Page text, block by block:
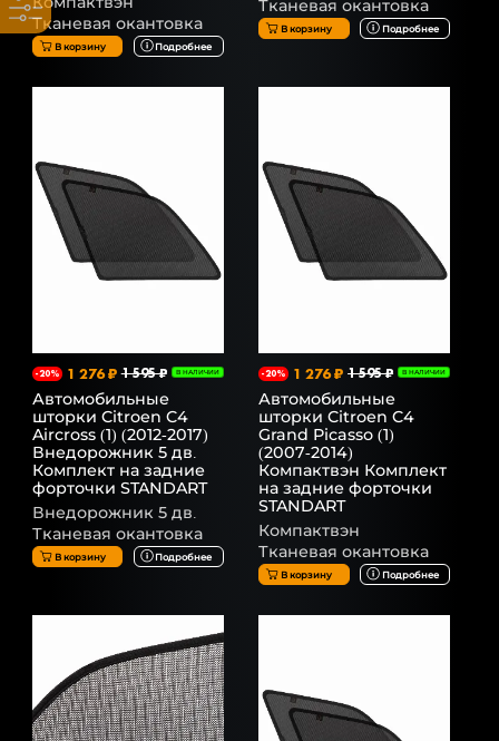
Тканевая окантовка
В корзину Подробнее
Тканевая окантовка
В корзину Подробнее
-20% 1 276 ₽ 1 595 ₽ В НАЛИЧИИ
Автомобильные
шторки Citroen C4
Aircross (1) (2012-2017)
Внедорожник 5 дв.
Комплект на задние
форточки STANDART
Внедорожник 5 дв.
Тканевая окантовка
В корзину Подробнее
-20% 1 276 ₽ 1 595 ₽ В НАЛИЧИИ
Автомобильные
шторки Citroen C4
Grand Picasso (1)
(2007-2014)
Компактвэн Комплект
на задние форточки
STANDART
Компактвэн
Тканевая окантовка
В корзину Подробнее